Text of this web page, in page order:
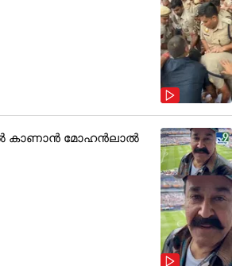
കാണാൻ മോഹൻലാൽ